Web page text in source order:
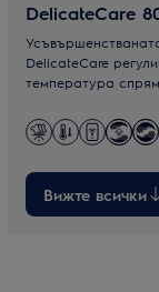
DelicateCare
DelicateCare
температура
с конкретната
Вижте всички